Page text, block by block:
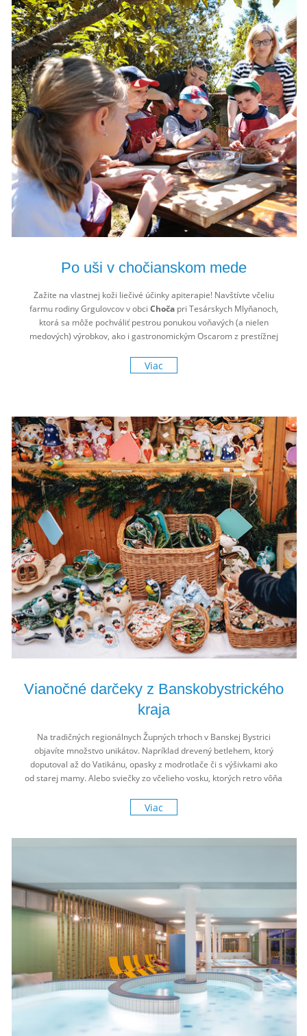
Po uši v chočianskom mede
Zažite na vlastnej koži liečivé účinky apiterapie! Navštívte včeliu
farmu rodiny Grgulovcov v obci Chočapri Tesárskych Mlyňanoch,
ktorá sa môže pochváliť pestrou ponukou voňavých (a nielen
medových) výrobkov, ako i gastronomickým Oscarom z prestížnej
Viac
Vianočné darčeky z Banskobystrického
kraja
Na tradičných regionálnych Župných trhoch v Banskej Bystrici
objavíte množstvo unikátov. Napríklad drevený betlehem, ktorý
doputoval až do Vatikánu, opasky z modrotlače či s výšivkami ako
od starej mamy. Alebo sviečky zo včelieho vosku, ktorých retro vôňa
Viac